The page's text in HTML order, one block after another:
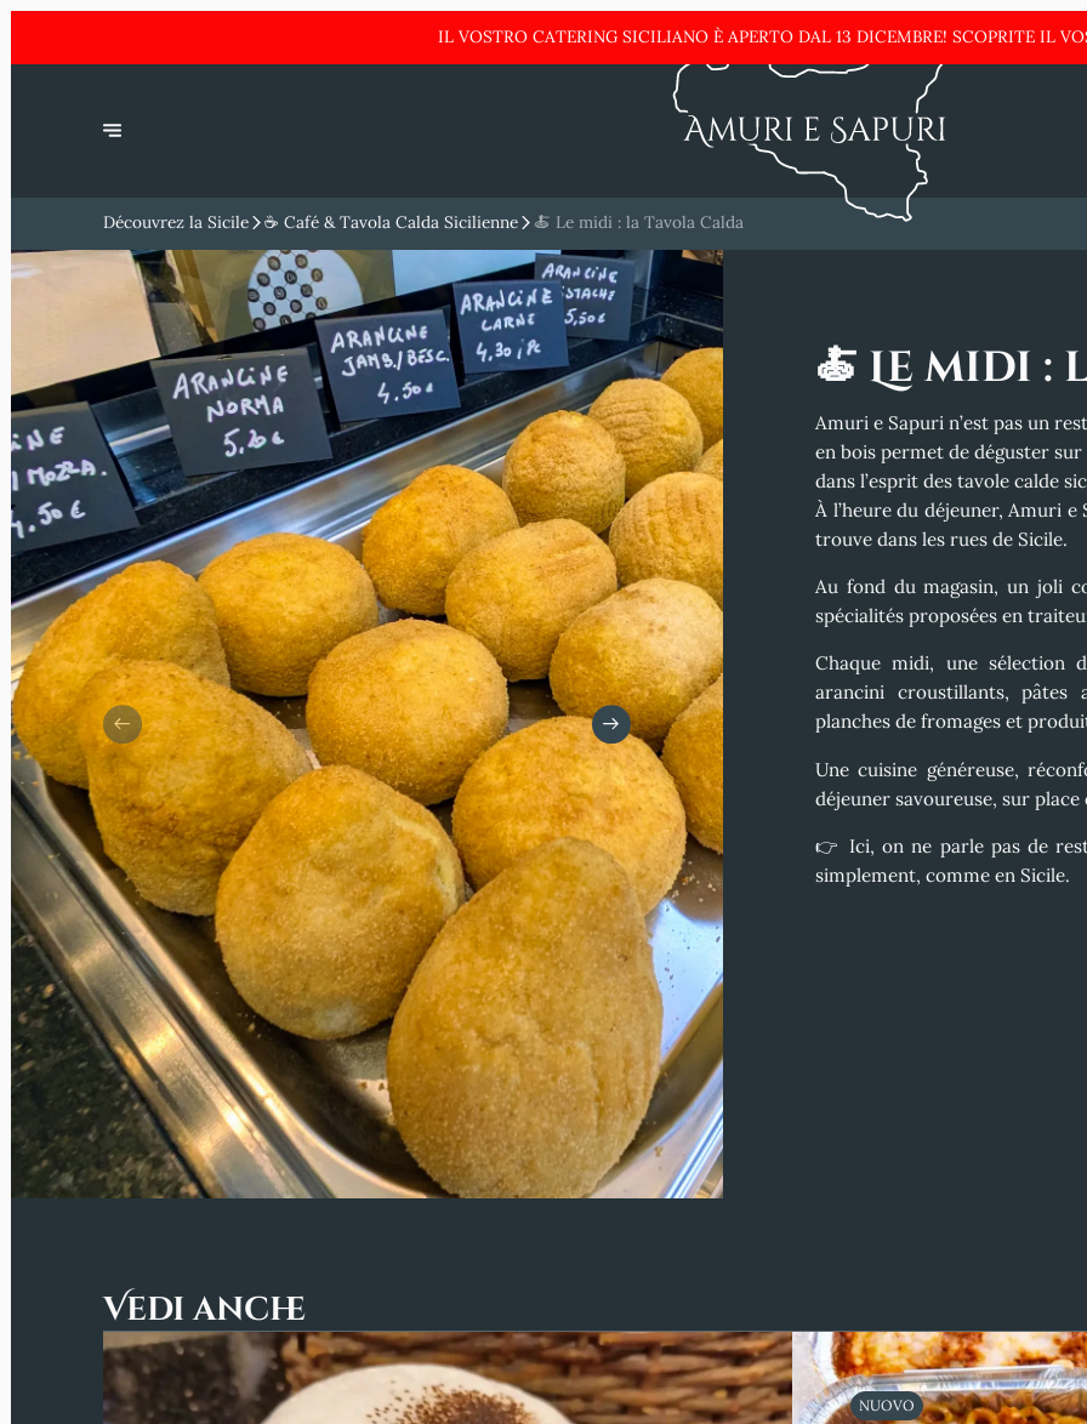
IL VOSTRO CATERING SICILIANO È APERTO DAL 13 DICEMBRE! SCOPRITE IL
Découvrez la Sicile ☕ Café & Tavola Calda Sicilienne 🍝 Le midi : la Tavola Calda
🍝 Le midi
Amuri e Sapuri n’est pas un
en bois permet de déguster
dans l’esprit des tavole calde
À l’heure du déjeuner, Amuri
trouve dans les rues de Sicile.
Au fond du magasin, un joli
spécialités proposées en
Chaque midi, une sélection
arancini croustillants, pâtes
planches de fromages et
Une cuisine généreuse,
déjeuner savoureuse, sur
👉 Ici, on ne parle pas de
simplement, comme en Sicile.
Vedi anche
NUOVO